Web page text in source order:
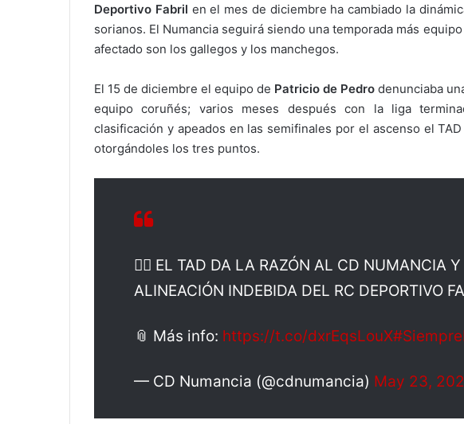
Deportivo Fabril en el mes de diciembre ha cambiado la
sorianos. El Numancia seguirá siendo una temporada más
afectado son los gallegos y los manchegos.
El 15 de diciembre el equipo de Patricio de Pedro denunciaba
equipo coruñés; varios meses después con la liga
clasificación y apeados en las semifinales por el ascenso el
otorgándoles los tres puntos.
🧑‍⚖️ EL TAD DA LA RAZÓN AL CD NUMANCIA
ALINEACIÓN INDEBIDA DEL RC DEPORTIVO
📎 Más info: https://t.co/dxrEqsLouX
— CD Numancia (@cdnumancia) May 23,